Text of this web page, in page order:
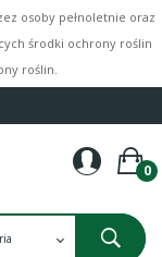
osoby pełnoletnie oraz
środki ochrony roślin
roślin.
0